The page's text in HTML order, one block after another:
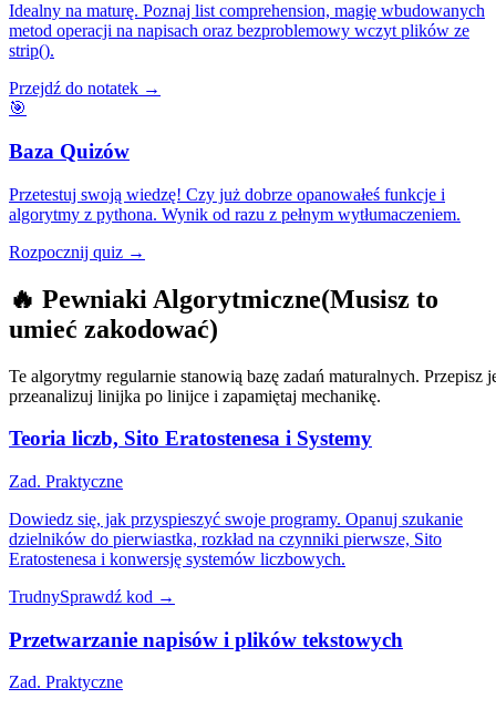
Idealny na maturę. Poznaj list comprehension, magię wbudowanych
metod operacji na napisach oraz bezproblemowy wczyt plików ze
strip().
Przejdź do notatek →
🎯
Baza Quizów
Przetestuj swoją wiedzę! Czy już dobrze opanowałeś funkcje i
algorytmy z pythona. Wynik od razu z pełnym wytłumaczeniem.
Rozpocznij quiz →
🔥 Pewniaki Algorytmiczne(Musisz to
umieć zakodować)
Te algorytmy regularnie stanowią bazę zadań maturalnych. Przepisz
przeanalizuj linijka po linijce i zapamiętaj mechanikę.
Teoria liczb, Sito Eratostenesa i Systemy
Zad. Praktyczne
Dowiedz się, jak przyspieszyć swoje programy. Opanuj szukanie
dzielników do pierwiastka, rozkład na czynniki pierwsze, Sito
Eratostenesa i konwersję systemów liczbowych.
TrudnySprawdź kod →
Przetwarzanie napisów i plików tekstowych
Zad. Praktyczne